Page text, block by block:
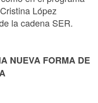
López
la cadena SER.
NUEVA FORMA DE